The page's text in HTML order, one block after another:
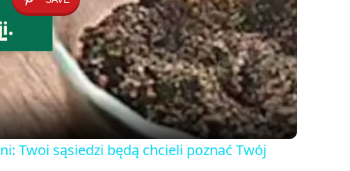
P
l
a
y
Twoi sąsiedzi będą chcieli poznać Twój